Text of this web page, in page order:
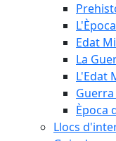
Edat
La
L'Edat
Època
Llocs